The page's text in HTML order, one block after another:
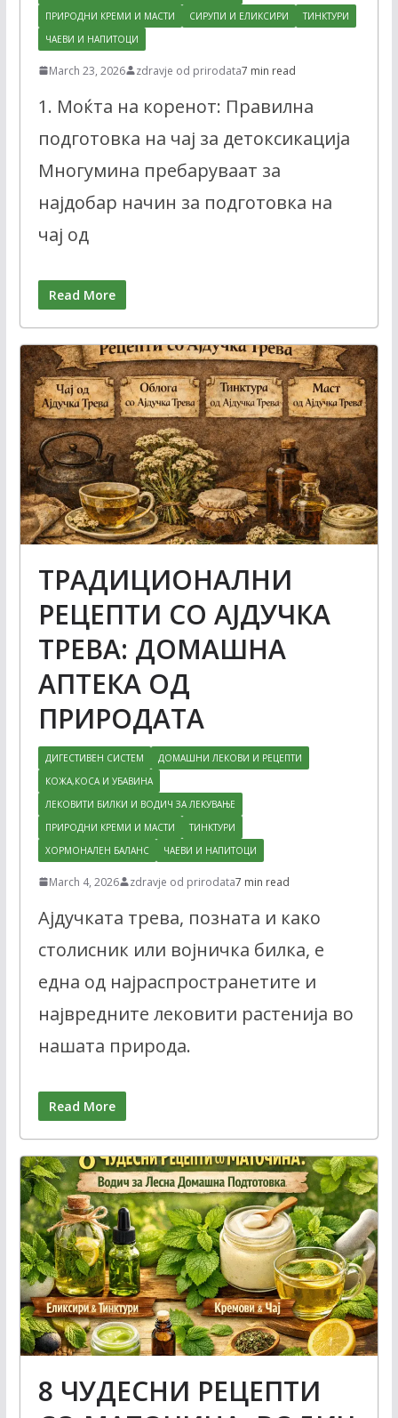
ПРИРОДНИ КРЕМИ И МАСТИ
СИРУПИ И ЕЛИКСИРИ
ТИНКТУРИ
ЧАЕВИ И НАПИТОЦИ
March 23, 2026 zdravje od prirodata7 min read
1. Моќта на коренот: Правилна
подготовка на чај за детоксикација
Многумина пребаруваат за
најдобар начин за подготовка на
чај од
Read More
ТРАДИЦИОНАЛНИ
РЕЦЕПТИ СО АЈДУЧКА
ТРЕВА: ДОМАШНА
АПТЕКА ОД
ПРИРОДАТА
ДИГЕСТИВЕН СИСТЕМ
ДОМАШНИ ЛЕКОВИ И РЕЦЕПТИ
КОЖА,КОСА И УБАВИНА
ЛЕКОВИТИ БИЛКИ И ВОДИЧ ЗА ЛЕКУВАЊЕ
ПРИРОДНИ КРЕМИ И МАСТИ
ТИНКТУРИ
ХОРМОНАЛЕН БАЛАНС
ЧАЕВИ И НАПИТОЦИ
March 4, 2026 zdravje od prirodata7 min read
Ајдучката трева, позната и како
столисник или војничка билка, е
една од најраспространетите и
највредните лековити растенија во
нашата природа.
Read More
8 ЧУДЕСНИ РЕЦЕПТИ